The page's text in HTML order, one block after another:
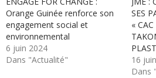
Orange Guinée renforce son
engagement social et
environnemental
6 juin 2024
Dans "Actualité"
SES
«
16
Dans